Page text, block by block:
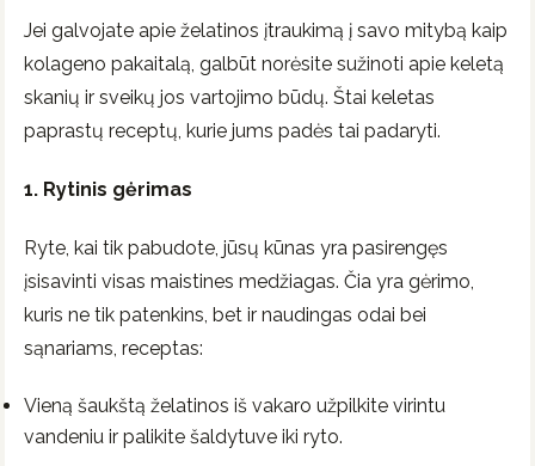
Jei galvojate apie želatinos įtraukimą į savo mitybą kaip
kolageno pakaitalą, galbūt norėsite sužinoti apie keletą
skanių ir sveikų jos vartojimo būdų. Štai keletas
paprastų receptų, kurie jums padės tai padaryti.
1. Rytinis gėrimas
Ryte, kai tik pabudote, jūsų kūnas yra pasirengęs
įsisavinti visas maistines medžiagas. Čia yra gėrimo,
kuris ne tik patenkins, bet ir naudingas odai bei
sąnariams, receptas:
Vieną šaukštą želatinos iš vakaro užpilkite virintu
vandeniu ir palikite šaldytuve iki ryto.